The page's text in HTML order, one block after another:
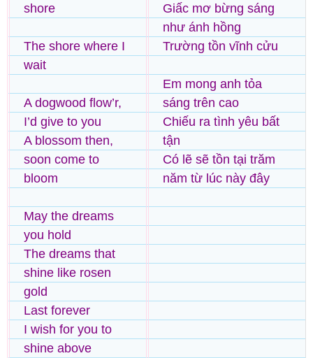
shore
The shore where I
wait
A dogwood flow’r,
I’d give to you
A blossom then,
soon come to
bloom
May the dreams
you hold
The dreams that
shine like rosen
gold
Last forever
I wish for you to
shine above
Giấc mơ bừng sáng
như ánh hồng
Trường tồn vĩnh cửu
Em mong anh tỏa
sáng trên cao
Chiếu ra tình yêu bất
tận
Có lẽ sẽ tồn tại trăm
năm từ lúc này đây